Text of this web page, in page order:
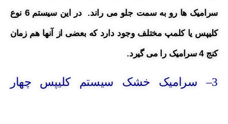
سرامیک ها رو به سمت جلو می راند. در این سیستم 6 نوع
کلیپس یا کلمپ مختلف وجود دارد که بعضی از آنها هم زمان
کنج 4 سرامیک را می گیرد.
3– سرامیک خشک سیستم کلیپس چهار